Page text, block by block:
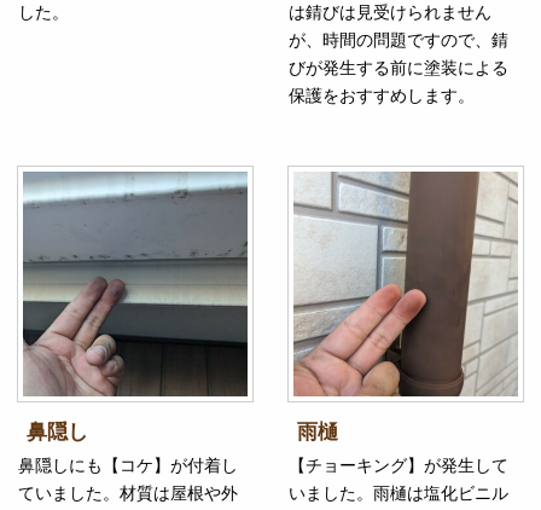
した。
は錆びは見受けられません
が、時間の問題ですので、錆
びが発生する前に塗装による
保護をおすすめします。
鼻隠し
鼻隠しにも【コケ】が付着し
ていました。材質は屋根や外
雨樋
【チョーキング】が発生して
いました。雨樋は塩化ビニル